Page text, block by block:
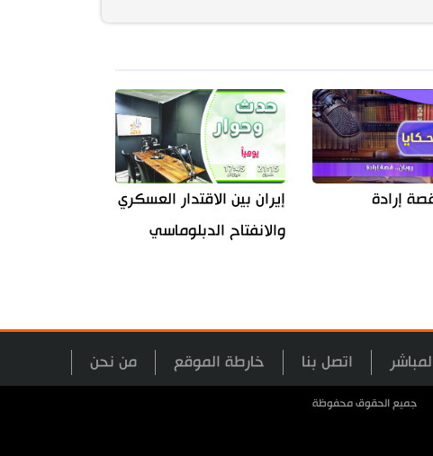
إرادة
إيران بين الاقتدار العسكري
والانفتاح الدبلوماسي
اتصل بنا خارطة الموقع من نحن
جميع الحقوق محفوظة